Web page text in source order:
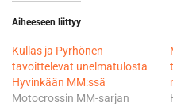
Aiheeseen liittyy
Kullas ja Pyrhönen
tavoittelevat unelmatulosta
Hyvinkään MM:ssä
Motocrossin MM-sarjan